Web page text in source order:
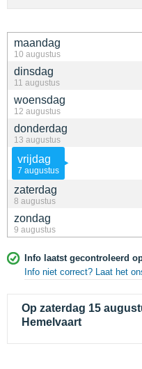
maandag
10 augustus
dinsdag
11 augustus
woensdag
12 augustus
donderdag
13 augustus
vrijdag
7 augustus
zaterdag
8 augustus
zondag
9 augustus
Info laatst gecontroleerd
Info niet correct? Laat het
Op zaterdag 15
Hemelvaart